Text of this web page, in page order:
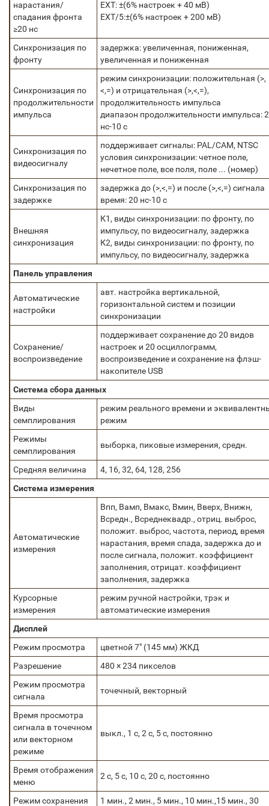
нарастания/
спадания фронта
≥20 нс
EXT: ±(6% настроек + 40 мВ)
EXT/5:±(6% настроек + 200 мВ)
Синхронизация по
фронту
задержка: увеличенная, пониженная,
увеличенная и пониженная
Синхронизация по
продолжительности
импульса
режим синхронизации: положительная (>,
<,=) и отрицательная (>,<,=),
продолжительность импульса
диапазон продолжительности импульса:
нс-10 с
Синхронизация по
видеосигналу
поддерживает сигналы: PAL/СAM, NTSC
условия синхронизации: четное поле,
нечетное поле, все поля, поле ... (номер)
Синхронизация по
задержке
задержка до (>,<,=) и после (>,<,=) сигнала
время: 20 нс-10 с
Внешняя
синхронизация
К1, виды синхронизации: по фронту, по
импульсу, по видеосигналу, задержка
К2, виды синхронизации: по фронту, по
импульсу, по видеосигналу, задержка
Панель управления
Автоматические
настройки
авт. настройка вертикальной,
горизонтальной систем и позиции
синхронизации
Сохранение/
воспроизведение
поддерживает сохранение до 20 видов
настроек и 20 осциллограмм,
воспроизведение и сохранение на флэш-
накопителе USB
Система сбора данных
Виды
семплирования
режим реального времени и
режим
Режимы
семплирования
выборка, пиковые измерения, средн.
Средняя величина
4, 16, 32, 64, 128, 256
Система измерения
Автоматические
измерения
Bпп, Вамп, Вмакс, Вмин, Вверх, Внижн,
Всредн., Bсреднеквадр., отриц. выброс,
положит. выброс, частота, период, время
нарастания, время спада, задержка до и
после сигнала, положит. коэффициент
заполнения, отрицат. коэффициент
заполнения, задержка
Курсорные
измерения
режим ручной настройки, трэк и
автоматические измерения
Дисплей
Режим просмотра
цветной 7" (145 мм) ЖКД
Разрешение
480 × 234 пикселов
Режим просмотра
сигнала
точечный, векторный
Время просмотра
сигнала в точечном
или векторном
режиме
выкл., 1 с, 2 с, 5 с, постоянно
Время отображения
меню
2 с, 5 с, 10 с, 20 с, постоянно
Режим сохранения
1 мин., 2 мин., 5 мин., 10 мин.,15 мин., 30